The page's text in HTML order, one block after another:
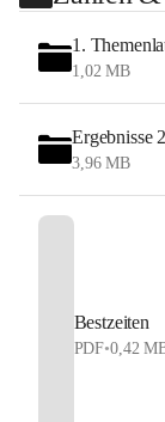
1.
1,02 MB
Ergebnisse
3,96 MB
Bestzeiten
PDF•0,42